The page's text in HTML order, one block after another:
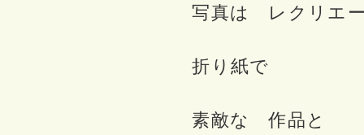
写真は レクリエ
折り紙で
素敵な 作品と